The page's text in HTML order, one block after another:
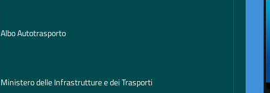
Albo Autotrasporto
Ministero delle Infrastrutture e dei Trasporti